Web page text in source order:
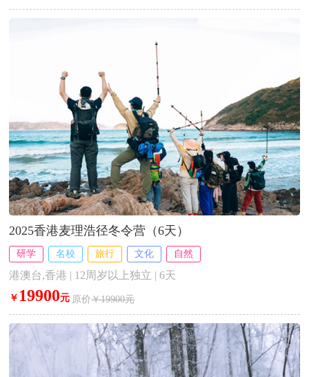
2025香港麦理浩径冬令营（6天）
研学 名校 旅行 文化 自然
港澳台,香港 | 12周岁以上独立 | 6天
￥ 19900元 原价￥19900元